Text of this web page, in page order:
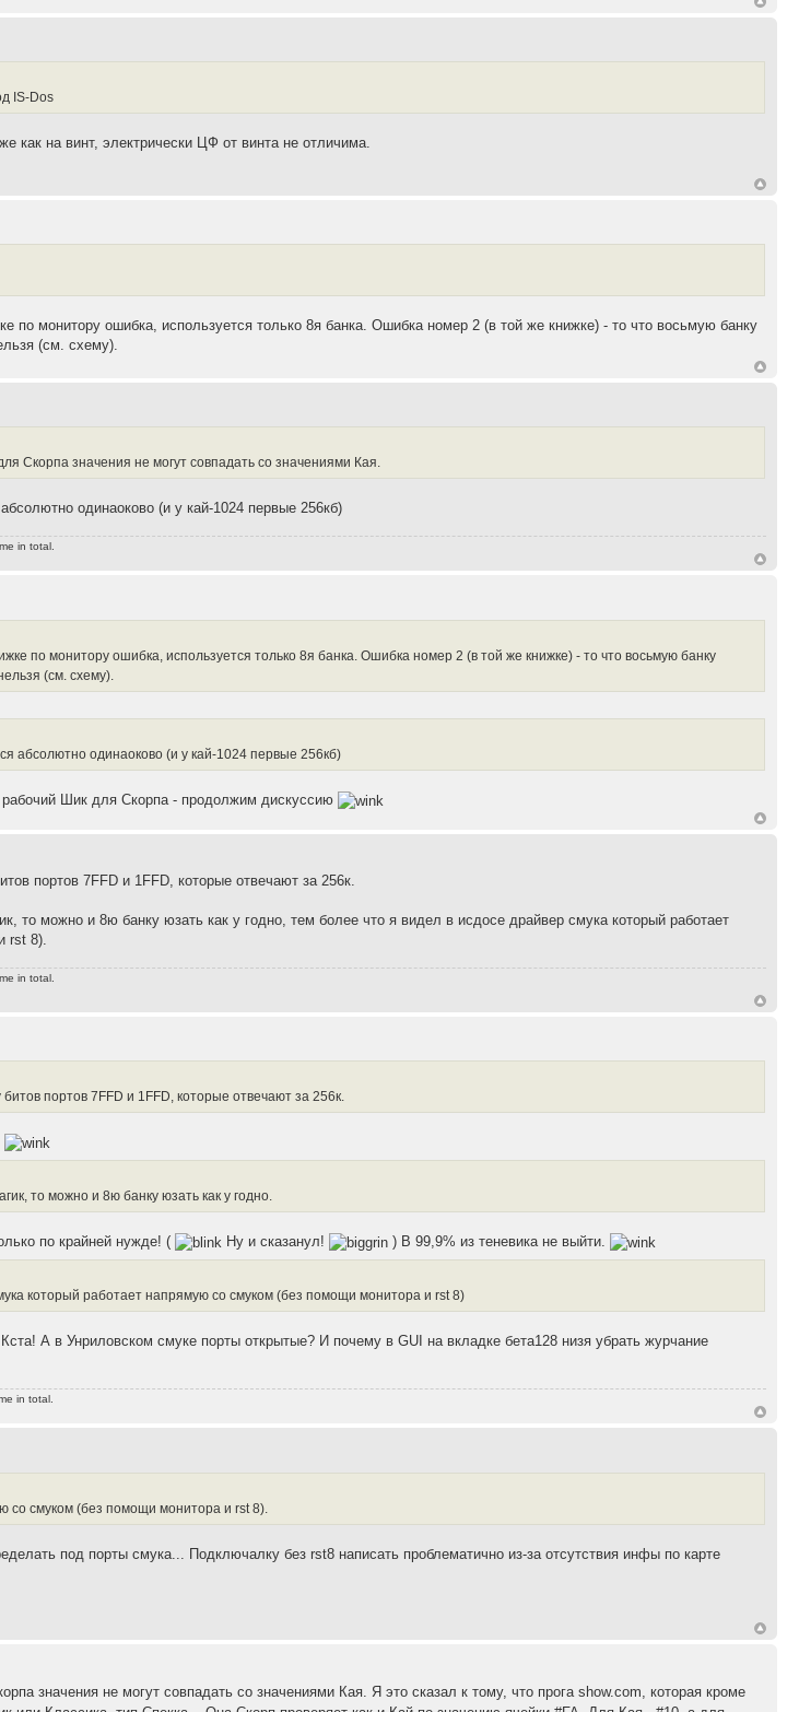
IS-Dos
как на винт, электрически ЦФ от винта не отличима.
по монитору ошибка, используется только 8я банка. Ошибка номер 2 (в той же книжке) - то что восьмую банку
(см. схему).
Скорпа значения не могут совпадать со значениями Кая.
одинаоково (и у кай-1024 первые 256кб)
in total.
по монитору ошибка, используется только 8я банка. Ошибка номер 2 (в той же книжке) - то что восьмую банку
(см. схему).
абсолютно одинаоково (и у кай-1024 первые 256кб)
рабочий Шик для Скорпа - продолжим дискуссию
портов 7FFD и 1FFD, которые отвечают за 256к.
то можно и 8ю банку юзать как у годно, тем более что я видел в исдосе драйвер смука который работает
rst 8).
in total.
портов 7FFD и 1FFD, которые отвечают за 256к.
то можно и 8ю банку юзать как у годно.
по крайней нужде! ( Ну и сказанул! ) В 99,9% из теневика не выйти.
который работает напрямую со смуком (без помощи монитора и rst 8)
Кста! А в Унриловском смуке порты открытые? И почему в GUI на вкладке бета128 низя убрать журчание
in total.
со смуком (без помощи монитора и rst 8).
под порты смука... Подключалку без rst8 написать проблематично из-за отсутствия инфы по карте
значения не могут совпадать со значениями Кая. Я это сказал к тому, что прога show.com, которая кроме